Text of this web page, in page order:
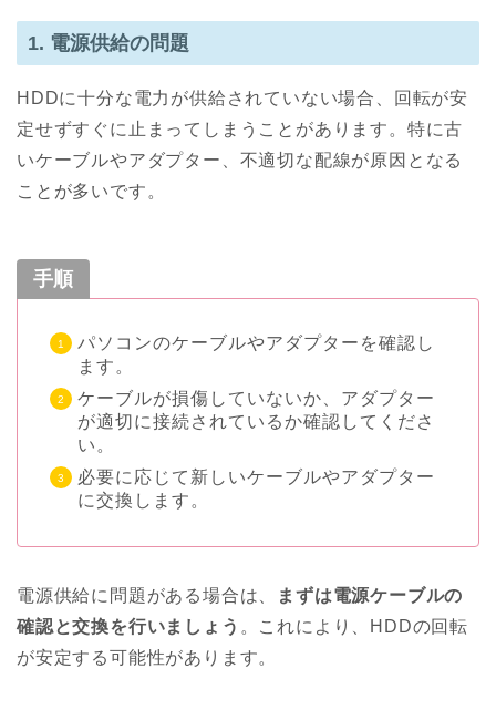
1. 電源供給の問題
HDDに十分な電力が供給されていない場合、回転が安
定せずすぐに止まってしまうことがあります。特に古
いケーブルやアダプター、不適切な配線が原因となる
ことが多いです。
手順
パソコンのケーブルやアダプターを確認し
ます。
ケーブルが損傷していないか、アダプター
が適切に接続されているか確認してくださ
い。
必要に応じて新しいケーブルやアダプター
に交換します。
電源供給に問題がある場合は、
まずは電源ケーブルの
確認と交換を行いましょう 。これにより、HDDの回転
が安定する可能性があります。